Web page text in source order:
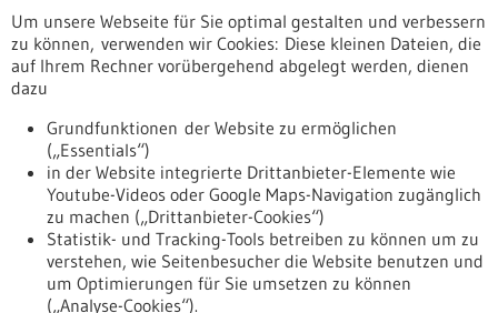
Erscheinungsdatum
Nach oben
Um unsere Webseite für Sie optimal gestalten und verbessern
zu können, verwenden wir Cookies: Diese kleinen Dateien, die
auf Ihrem Rechner vorübergehend abgelegt werden, dienen
dazu
Grundfunktionen der Website zu ermöglichen
(„Essentials“)
in der Website integrierte Drittanbieter-Elemente wie
Youtube-Videos oder Google Maps-Navigation zugänglich
zu machen („Drittanbieter-Cookies“)
Statistik- und Tracking-Tools betreiben zu können um zu
verstehen, wie Seitenbesucher die Website benutzen und
um Optimierungen für Sie umsetzen zu können
(„Analyse-Cookies“).